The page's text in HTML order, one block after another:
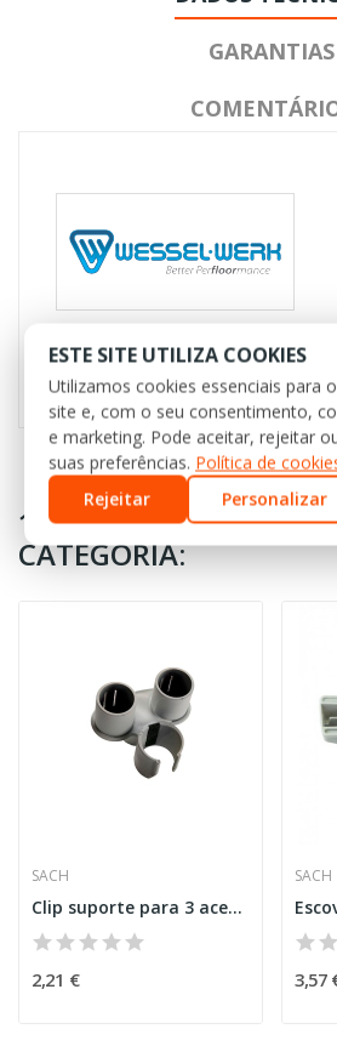
GARANTIAS
Referência AL7075-SC
16 OUTROS
CATEGORIA:
SACH
Clip suporte para 3 acessórios 32 mm
2,21 €
SACH
3,57
ESTE SITE UTILIZA COOKIES
Utilizamos cookies essenciais para
site e, com o seu consentimento,
e marketing. Pode aceitar, rejeitar
suas preferências. Política de
Rejeitar
Personalizar